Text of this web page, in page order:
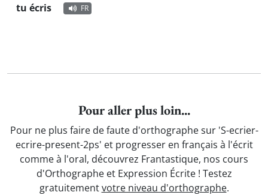
tu écris FR
Pour aller plus loin...
Pour ne plus faire de faute d'orthographe sur 'S-ecrier-
ecrire-present-2ps' et progresser en français à l'écrit
comme à l'oral, découvrez Frantastique, nos cours
d'Orthographe et Expression Écrite ! Testez
gratuitementvotre niveau d'orthographe.